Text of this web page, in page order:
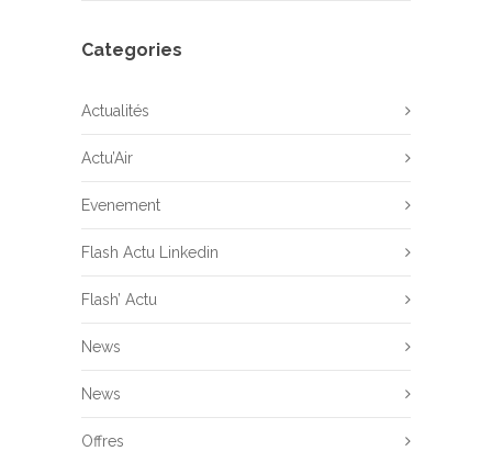
Categories
Actualités
Actu’Air
Evenement
Flash Actu Linkedin
Flash’ Actu
News
News
Offres